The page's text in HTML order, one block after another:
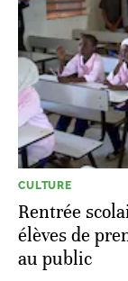
CULTURE
Rentrée
élèves de
au public